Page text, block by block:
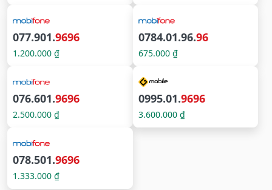
077.901.9696
1.200.000 ₫
0784.01.96.96
675.000 ₫
076.601.9696
2.500.000 ₫
0995.01.9696
3.600.000 ₫
078.501.9696
1.333.000 ₫